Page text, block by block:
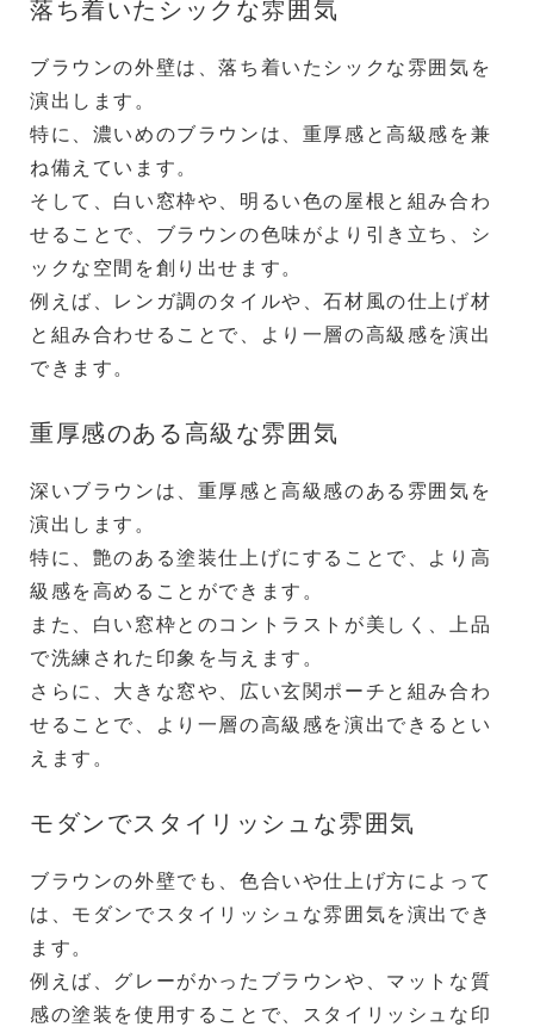
落ち着いたシックな雰囲気
ブラウンの外壁は、落ち着いたシックな雰囲気を
演出します。
特に、濃いめのブラウンは、重厚感と高級感を兼
ね備えています。
そして、白い窓枠や、明るい色の屋根と組み合わ
せることで、ブラウンの色味がより引き立ち、シ
ックな空間を創り出せます。
例えば、レンガ調のタイルや、石材風の仕上げ材
と組み合わせることで、より一層の高級感を演出
できます。
重厚感のある高級な雰囲気
深いブラウンは、重厚感と高級感のある雰囲気を
演出します。
特に、艶のある塗装仕上げにすることで、より高
級感を高めることができます。
また、白い窓枠とのコントラストが美しく、上品
で洗練された印象を与えます。
さらに、大きな窓や、広い玄関ポーチと組み合わ
せることで、より一層の高級感を演出できるとい
えます。
モダンでスタイリッシュな雰囲気
ブラウンの外壁でも、色合いや仕上げ方によって
は、モダンでスタイリッシュな雰囲気を演出でき
ます。
例えば、グレーがかったブラウンや、マットな質
感の塗装を使用することで、スタイリッシュな印